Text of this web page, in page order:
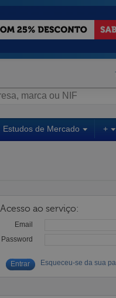
Estudos de Mercado +
Acesso ao serviço:
Email
Password
Esqueceu-se da sua